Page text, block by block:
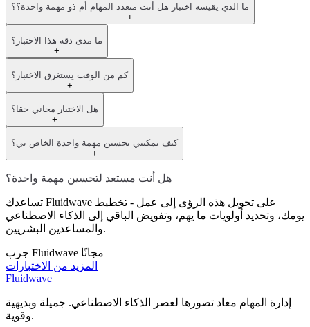
ما الذي يقيسه اختبار هل أنت متعدد المهام أم ذو مهمة واحدة؟؟
+
ما مدى دقة هذا الاختبار؟
+
كم من الوقت يستغرق الاختبار؟
+
هل الاختبار مجاني حقا؟
+
كيف يمكنني تحسين مهمة واحدة الخاص بي؟
+
هل أنت مستعد لتحسين مهمة واحدة؟
تساعدك Fluidwave على تحويل هذه الرؤى إلى عمل - تخطيط
يومك، وتحديد أولويات ما يهم، وتفويض الباقي إلى الذكاء الاصطناعي
والمساعدين البشريين.
جرب Fluidwave مجانًا
المزيد من الاختبارات
Fluidwave
إدارة المهام معاد تصورها لعصر الذكاء الاصطناعي. جميلة وبديهية
وقوية.